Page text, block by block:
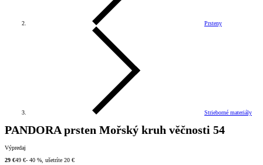
Prsteny
Strieborné materiály
PANDORA prsten Mořský kruh věčnosti 54
Výpredaj
29 €49 €- 40 %, ušetríte 20 €